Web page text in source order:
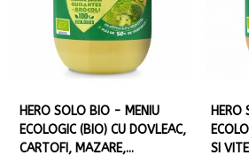
HERO SOLO BIO - MENIU
ECOLOGIC (BIO) CU DOVLEAC,
CARTOFI, MAZARE,...
HERO
SI